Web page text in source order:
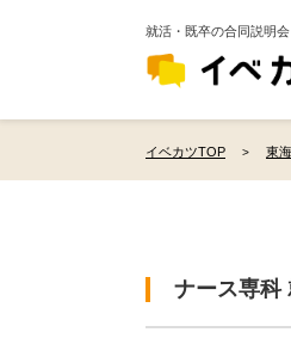
就活・既卒の合同説明
イベカツTOP 東海
ナース専科